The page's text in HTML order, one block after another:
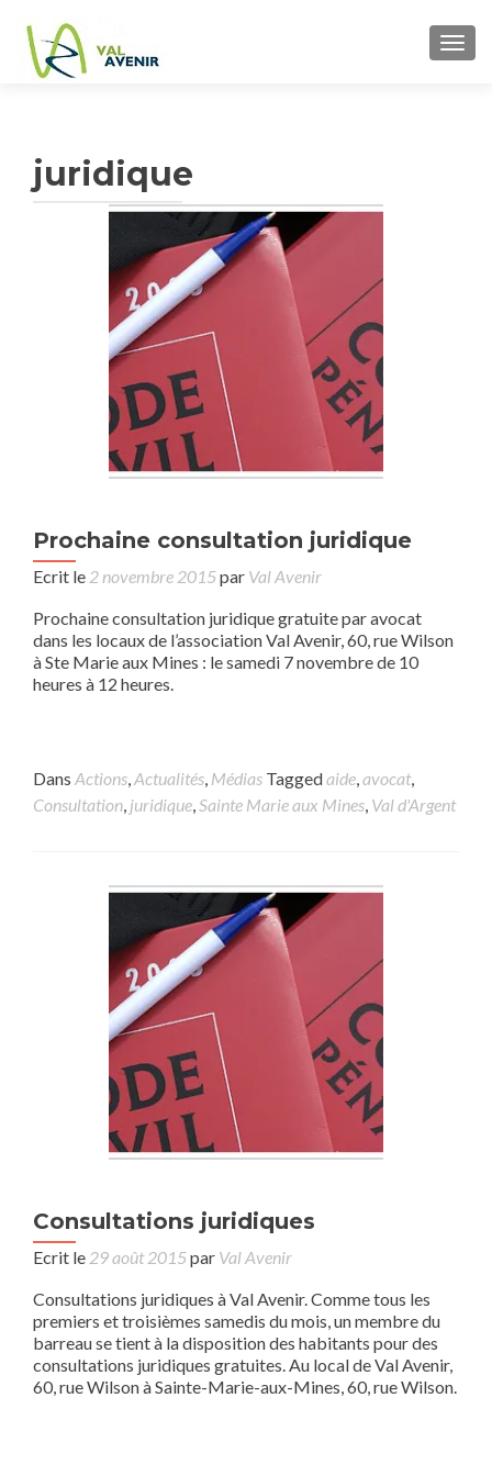
juridique
Prochaine consultation juridique
Ecrit le 2 novembre 2015par Val Avenir
Prochaine consultation juridique gratuite par avocat
dans les locaux de l’association Val Avenir, 60, rue Wilson
à Ste Marie aux Mines : le samedi 7 novembre de 10
heures à 12 heures.
Dans Actions,Actualités, Médias Taggedaide,avocat,
Consultation, juridique,Sainte Marie aux Mines, Val d'Argent
Consultations juridiques
Ecrit le 29 août 2015par Val Avenir
Consultations juridiques à Val Avenir. Comme tous les
premiers et troisièmes samedis du mois, un membre du
barreau se tient à la disposition des habitants pour des
consultations juridiques gratuites. Au local de Val Avenir,
60, rue Wilson à Sainte-Marie-aux-Mines, 60, rue Wilson.